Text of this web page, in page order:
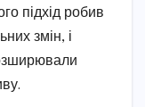
підхід робив
змін, і